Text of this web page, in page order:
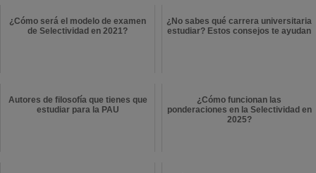
¿Cómo será el modelo de examen
de Selectividad en 2021?
¿No sabes qué carrera universitaria
estudiar? Estos consejos te ayudan
Autores de filosofía que tienes que
estudiar para la PAU
¿Cómo funcionan las
ponderaciones en la Selectividad en
2025?